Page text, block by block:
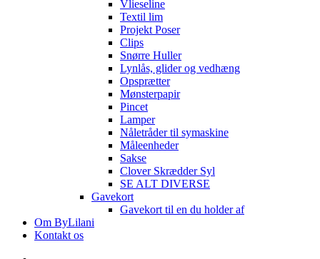
Vlieseline
Textil lim
Projekt Poser
Clips
Snørre Huller
Lynlås, glider og vedhæng
Opsprætter
Mønsterpapir
Pincet
Lamper
Nåletråder til symaskine
Måleenheder
Sakse
Clover Skrædder Syl
SE ALT DIVERSE
Gavekort
Gavekort til en du holder af
Om ByLilani
Kontakt os